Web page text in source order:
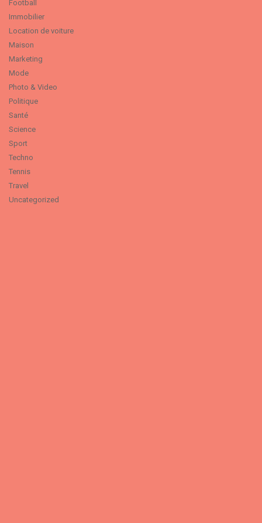
Football
Immobilier
Location de voiture
Maison
Marketing
Mode
Photo & Video
Politique
Santé
Science
Sport
Techno
Tennis
Travel
Uncategorized